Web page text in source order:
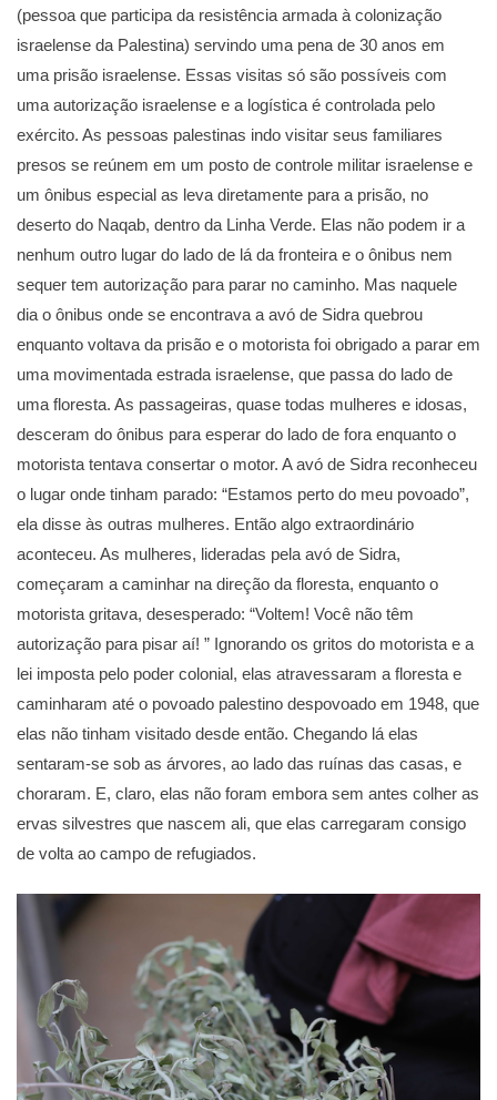
(pessoa que participa da resistência armada à colonização
israelense da Palestina) servindo uma pena de 30 anos em
uma prisão israelense. Essas visitas só são possíveis com
uma autorização israelense e a logística é controlada pelo
exército. As pessoas palestinas indo visitar seus familiares
presos se reúnem em um posto de controle militar israelense e
um ônibus especial as leva diretamente para a prisão, no
deserto do Naqab, dentro da Linha Verde. Elas não podem ir a
nenhum outro lugar do lado de lá da fronteira e o ônibus nem
sequer tem autorização para parar no caminho. Mas naquele
dia o ônibus onde se encontrava a avó de Sidra quebrou
enquanto voltava da prisão e o motorista foi obrigado a parar em
uma movimentada estrada israelense, que passa do lado de
uma floresta. As passageiras, quase todas mulheres e idosas,
desceram do ônibus para esperar do lado de fora enquanto o
motorista tentava consertar o motor. A avó de Sidra reconheceu
o lugar onde tinham parado: “Estamos perto do meu povoado”,
ela disse às outras mulheres. Então algo extraordinário
aconteceu. As mulheres, lideradas pela avó de Sidra,
começaram a caminhar na direção da floresta, enquanto o
motorista gritava, desesperado: “Voltem! Você não têm
autorização para pisar aí! ” Ignorando os gritos do motorista e a
lei imposta pelo poder colonial, elas atravessaram a floresta e
caminharam até o povoado palestino despovoado em 1948, que
elas não tinham visitado desde então. Chegando lá elas
sentaram-se sob as árvores, ao lado das ruínas das casas, e
choraram. E, claro, elas não foram embora sem antes colher as
ervas silvestres que nascem ali, que elas carregaram consigo
de volta ao campo de refugiados.